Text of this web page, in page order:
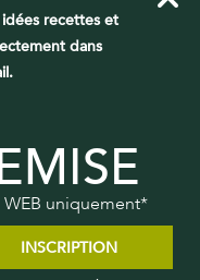
recettes et
dans
uniquement*
INSCRIPTION
10,20 €